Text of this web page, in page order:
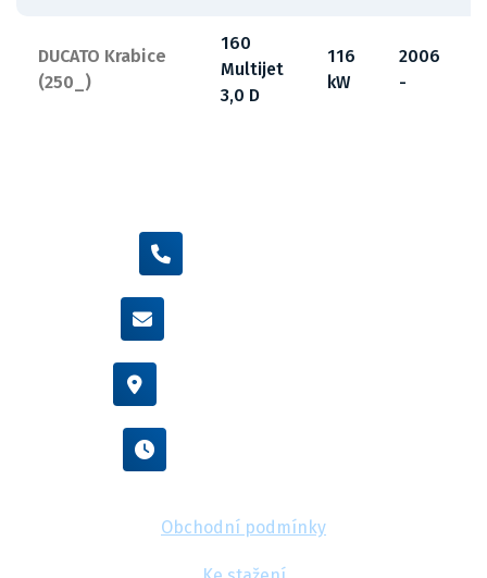
DUCATO Krabice
(250_)
160
Multijet
3,0 D
116
kW
2006
-
Obchodní podmínky